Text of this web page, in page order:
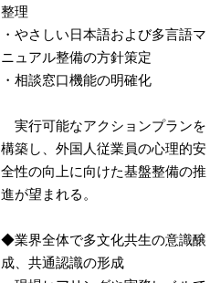
整理
・やさしい日本語および多言語マ
ニュアル整備の方針策定
・相談窓口機能の明確化
実行可能なアクションプランを
構築し、外国人従業員の心理的安
全性の向上に向けた基盤整備の推
進が望まれる。
◆業界全体で多文化共生の意識醸
成、共通認識の形成